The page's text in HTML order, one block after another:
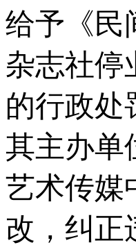
给予《民
杂志社停
的行政处
其主办单
艺术传媒
改，纠正